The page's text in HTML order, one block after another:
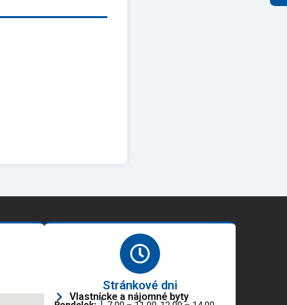
Stránkové dni
Vlastnícke a nájomné byty